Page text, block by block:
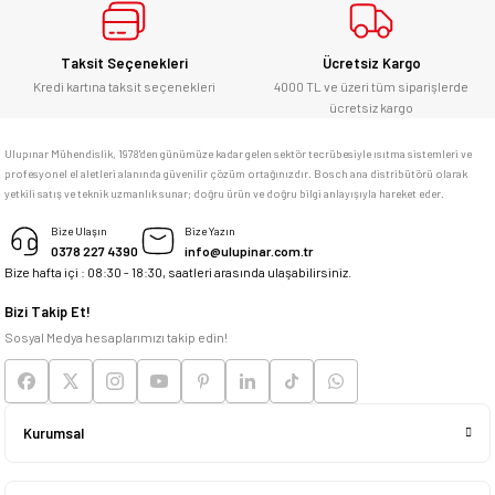
Bosch marka alet alacaksam kesinlikle
adresim Ulupınar.com.tr
memnun kaldım
Deneyimini Paylaş
Taksit Seçenekleri
Kredi kartına taksit seçenekleri
Ücretsiz Kargo
4000 TL ve üzeri tüm siparişlerde
ücretsiz kargo
Ulupınar Mühendislik, 1978'den günümüze kadar gelen sektör tecrübesiyle ısıtma sistemleri ve
profesyonel el aletleri alanında güvenilir çözüm ortağınızdır. Bosch ana distribütörü olarak
yetkili satış ve teknik uzmanlık sunar; doğru ürün ve doğru bilgi anlayışıyla hareket eder.
Bize Ulaşın
0378 227 4390
Bize Yazın
info@ulupinar.com.tr
Bize hafta içi : 08:30 - 18:30, saatleri arasında ulaşabilirsiniz.
Bizi Takip Et!
Sosyal Medya hesaplarımızı takip edin!
Kurumsal